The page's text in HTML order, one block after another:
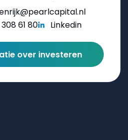
61 80
Linkedin
over investeren